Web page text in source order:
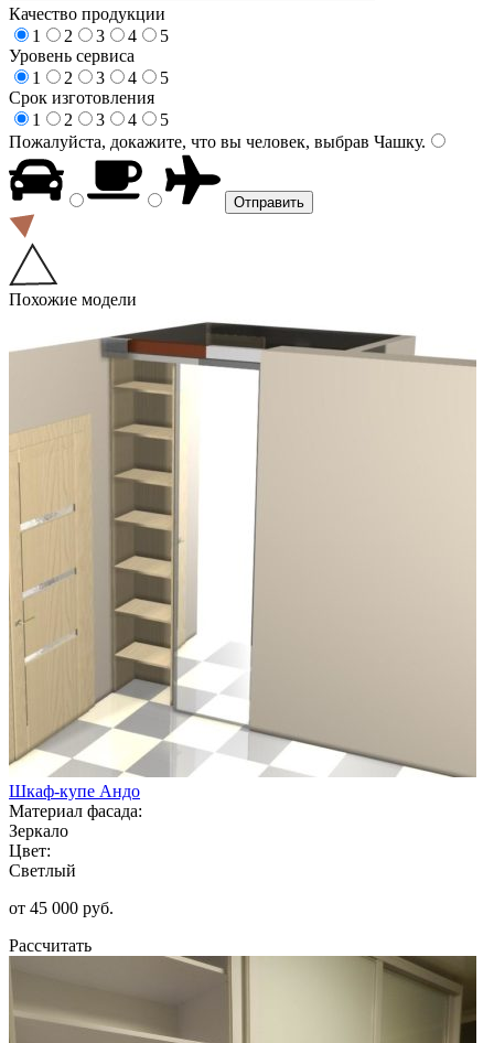
Качество продукции
1
2 3 4
5
Уровень сервиса
1
2 3 4
5
Срок изготовления
1
2 3 4
5
Пожалуйста, докажите, что вы человек, выбрав Чашку.
Похожие модели
Шкаф-купе Андо
Материал фасада:
Зеркало
Цвет:
Светлый
от 45 000 руб.
Рассчитать